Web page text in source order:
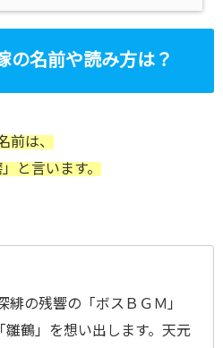
の名前や読み方は？
前は、
と言います。
緋の残響の「ボスＢＧＭ」
雛鶴」を想い出します。天元